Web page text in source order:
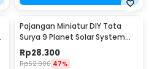
Pajangan Miniatur DIY Tata
Surya 9 Planet Solar System
Planetary - 2135
Rp28.300
Rp52.900 47%